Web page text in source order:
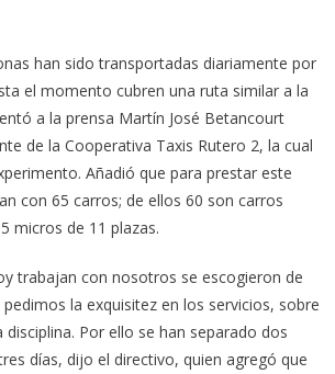
han sido transportadas diariamente por
el momento cubren una ruta similar a la
a la prensa Martín José Betancourt
de la Cooperativa Taxis Rutero 2, la cual
Añadió que para prestar este
con 65 carros; de ellos 60 son carros
micros de 11 plazas.
trabajan con nosotros se escogieron de
la exquisitez en los servicios, sobre
Por ello se han separado dos
días, dijo el directivo, quien agregó que